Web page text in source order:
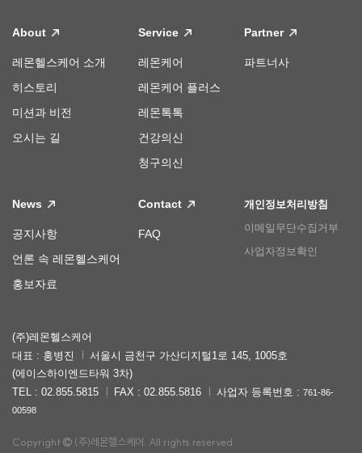
About
레몬헬스케어 소개
히스토리
미션과 비전
오시는 길
Service
레몬케어
레몬케어 플러스
레몬톡톡
건강의신
청구의신
Partner
파트너사
News
공지사항
언론 속 레몬헬스케어
홍보자료
Contact
FAQ
개인정보처리방침
이메일무단수집거부
사업자정보확인
(주)레몬헬스케어
대표 : 홍병진
서울시 금천구 가산디지털1로 145, 1005호
(에이스하이엔드타워 3차)
TEL : 02.855.5815
FAX : 02.855.5816 사업자 등록번호 : 761-86-
00598
Copyright (주)레몬헬스케어. All rights reserved.